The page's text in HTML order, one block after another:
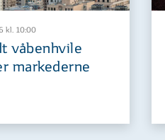
kl. 10:00
våbenhvile
markederne